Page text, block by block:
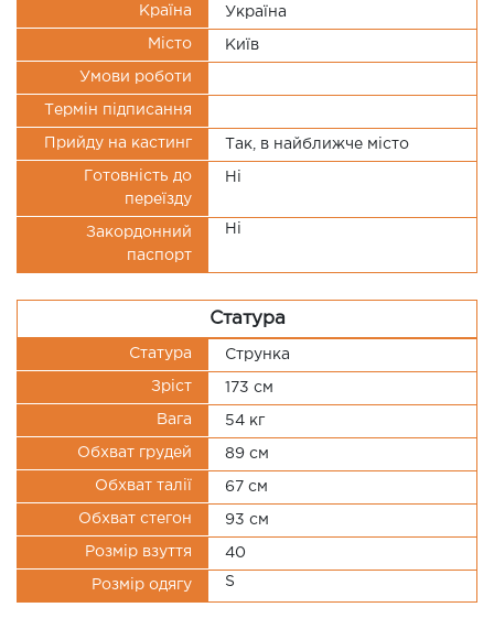
Країна Україна
Місто Київ
Умови роботи
Термін підписання
Прийду на кастинг Так, в найближче місто
Готовність до
переїзду
Ні
Закордонний
паспорт
Ні
Статура
Статура Струнка
Зріст 173 см
Вага 54 кг
Обхват грудей 89 см
Обхват талії 67 см
Обхват стегон 93 см
Розмір взуття 40
Розмір одягу S